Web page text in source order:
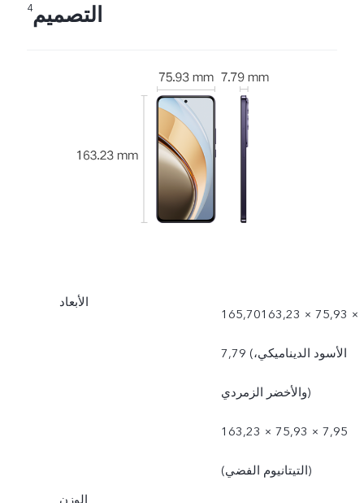
التصميم4
الأبعاد
165,70163,23 × 75,93 ×
7,79 (الأسود الديناميكي،
والأخضر الزمردي)
163,23 × 75,93 × 7,95
(التيتانيوم الفضي)
الوزن